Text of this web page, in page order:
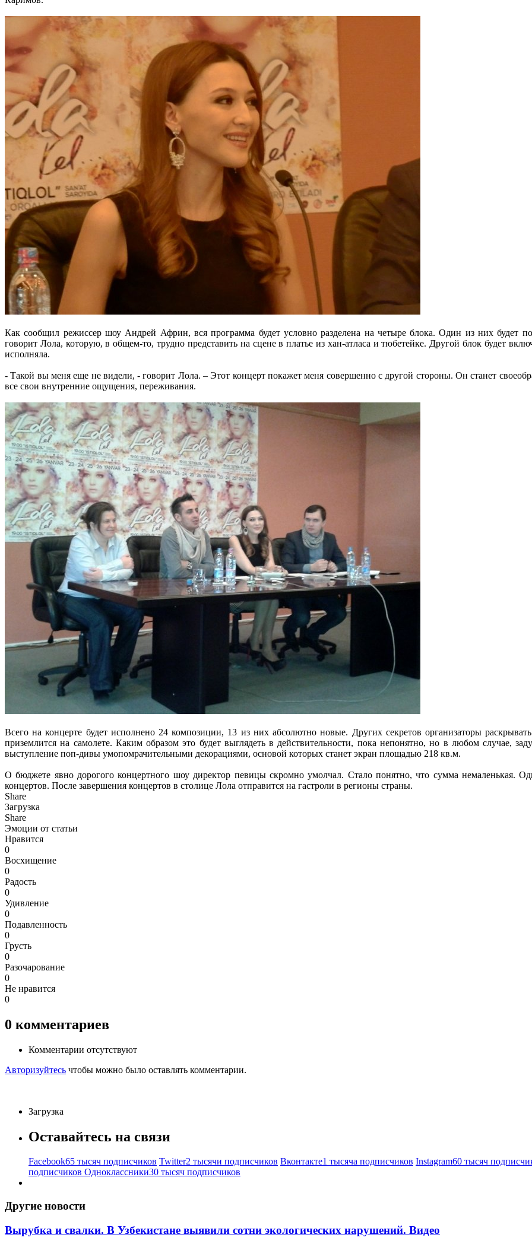
Как сообщил режиссер шоу Андрей Африн, вся программа будет условно разделена на четыре блока. Один из них будет
говорит Лола, которую, в общем-то, трудно представить на сцене в платье из хан-атласа и тюбетейке. Другой блок будет
исполняла.
- Такой вы меня еще не видели, - говорит Лола. – Этот концерт покажет меня совершенно с другой стороны. Он станет
все свои внутренние ощущения, переживания.
Всего на концерте будет исполнено 24 композиции, 13 из них абсолютно новые. Других секретов организаторы
приземлится на самолете. Каким образом это будет выглядеть в действительности, пока непонятно, но в любом случае,
выступление поп-дивы умопомрачительными декорациями, основой которых станет экран площадью 218 кв.м.
О бюджете явно дорогого концертного шоу директор певицы скромно умолчал. Стало понятно, что сумма немаленькая.
концертов. После завершения концертов в столице Лола отправится на гастроли в регионы страны.
Share
Загрузка
Share
Эмоции от статьи
Нравится
0
Восхищение
0
Радость
0
Удивление
0
Подавленность
0
Грусть
0
Разочарование
0
Не нравится
0
0 комментариев
Комментарии отсутствуют
Авторизуйтесь чтобы можно было оставлять комментарии.
Загрузка
Оставайтесь на связи
Facebook65 тысяч подписчиков Twitter2 тысячи подписчиков Вконтакте1 тысяча подписчиков Instagram60 тысяч
подписчиков Одноклассники30 тысяч подписчиков
Другие новости
Вырубка и свалки. В Узбекистане выявили сотни экологических нарушений. Видео